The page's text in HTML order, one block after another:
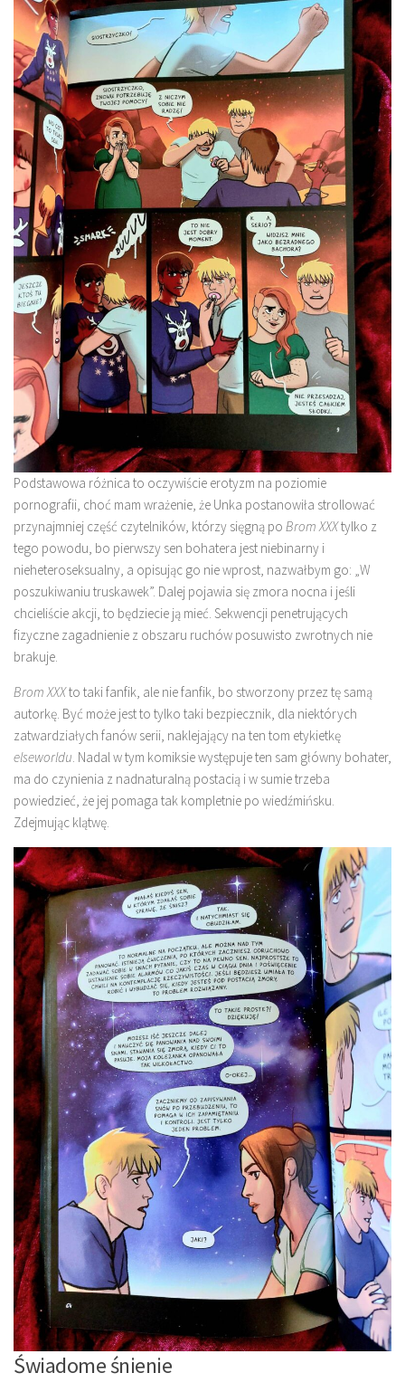
Podstawowa różnica to oczywiście erotyzm na poziomie
pornografii, choć mam wrażenie, że Unka postanowiła strollować
przynajmniej część czytelników, którzy sięgną po Brom XXXtylko z
tego powodu, bo pierwszy sen bohatera jest niebinarny i
nieheteroseksualny, a opisując go nie wprost, nazwałbym go: „W
poszukiwaniu truskawek”. Dalej pojawia się zmora nocna i jeśli
chcieliście akcji, to będziecie ją mieć. Sekwencji penetrujących
fizyczne zagadnienie z obszaru ruchów posuwisto zwrotnych nie
brakuje.
Brom XXXto taki fanfik, ale nie fanfik, bo stworzony przez tę samą
autorkę. Być może jest to tylko taki bezpiecznik, dla niektórych
zatwardziałych fanów serii, naklejający na ten tom etykietkę
elseworldu. Nadal w tym komiksie występuje ten sam główny bohater,
ma do czynienia z nadnaturalną postacią i w sumie trzeba
powiedzieć, że jej pomaga tak kompletnie po wiedźmińsku.
Zdejmując klątwę.
Świadome śnienie